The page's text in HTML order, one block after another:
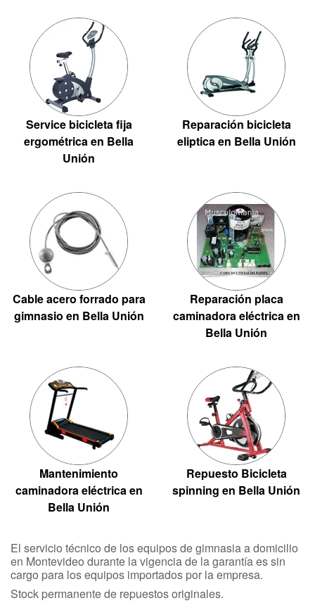
Service bicicleta fija
ergométrica en Bella
Unión
Reparación bicicleta
eliptica en Bella Unión
Cable acero forrado para
gimnasio en Bella Unión
Reparación placa
caminadora eléctrica en
Bella Unión
Mantenimiento
caminadora eléctrica en
Bella Unión
Repuesto Bicicleta
spinning en Bella Unión
El servicio técnico de los equipos de gimnasia a domicilio
en Montevideo durante la vigencia de la garantía es sin
cargo para los equipos importados por la empresa.
Stock permanente de repuestos originales.